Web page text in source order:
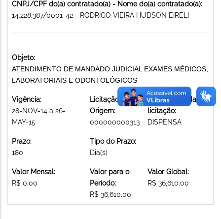
CNPJ/CPF do(a) contratado(a) - Nome do(a) contratado(a):
14.228.387/0001-42 - RODRIGO VIEIRA HUDSON EIRELI
Objeto:
ATENDIMENTO DE MANDADO JUDICIAL EXAMES MÉDICOS,
LABORATORIAIS E ODONTOLÓGICOS
Vigência:
28-NOV-14 a 26-
MAY-15
Licitação de
Origem:
000000000313
Modalidade da
licitação:
DISPENSA
Prazo:
180
Tipo do Prazo:
Dia(s)
Valor Mensal:
R$ 0.00
Valor para o
Período:
R$ 36,610.00
Valor Global:
R$ 36,610.00